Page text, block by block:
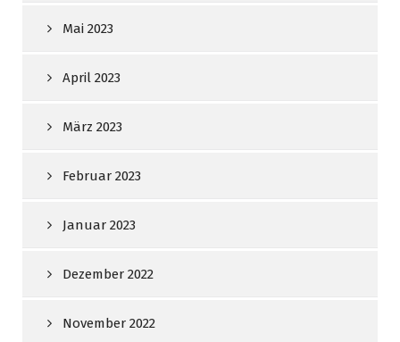
Mai 2023
April 2023
März 2023
Februar 2023
Januar 2023
Dezember 2022
November 2022